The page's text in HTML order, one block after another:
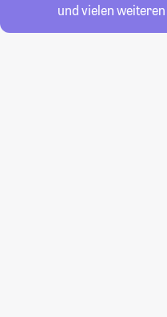
und vielen